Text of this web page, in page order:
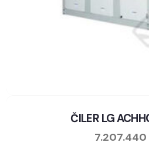
ČILER LG
7.207.440